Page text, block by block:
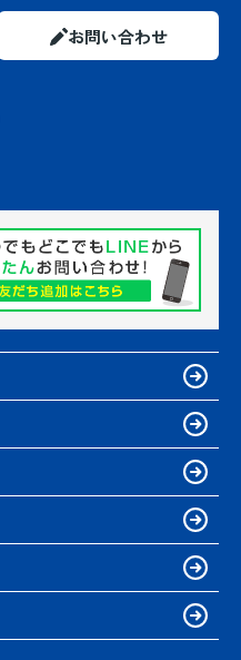
お問い合わせ